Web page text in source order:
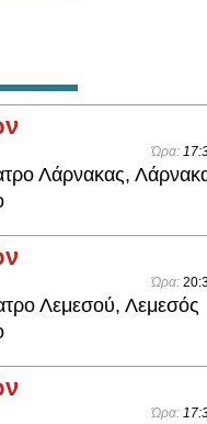
Ώρα:
Λάρνακας,
Ώρα:
Λεμεσού, Λεμεσός
Ώρα: